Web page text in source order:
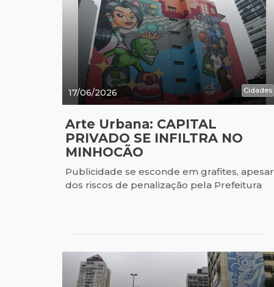
17/06/2026 Cidades
Arte Urbana: CAPITAL
PRIVADO SE INFILTRA NO
MINHOCÃO
Publicidade se esconde em grafites, apesar
dos riscos de penalização pela Prefeitura